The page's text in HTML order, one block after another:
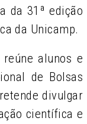
da 31ª edição
da Unicamp.
alunos e
de Bolsas
divulgar
científica e